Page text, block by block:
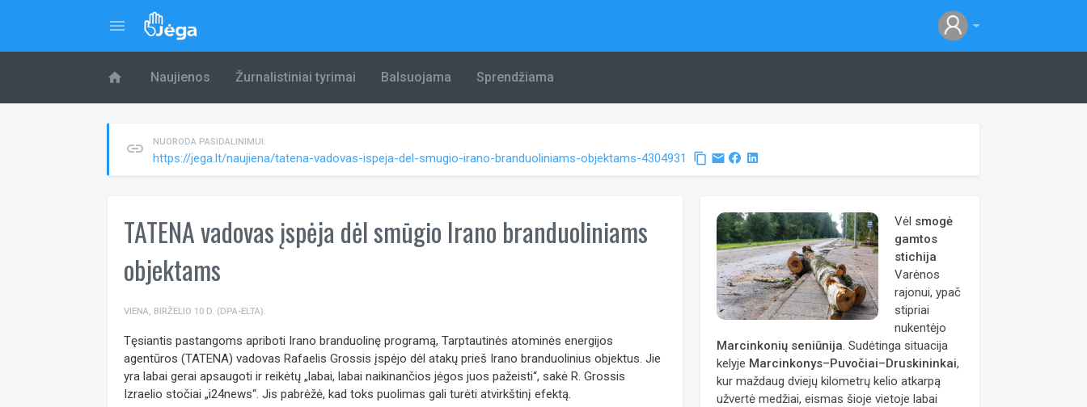
menu
home Naujienos Žurnalistiniai tyrimai Balsuojama Sprendžiama
link NUORODA PASIDALINIMUI:
https://jega.lt/naujiena/tatena-vadovas-ispeja-del-smugio-irano-branduoliniams-objektams-4304931 content_copy email
TATENA vadovas įspėja dėl smūgio Irano branduoliniams
objektams
VIENA, BIRŽELIO 10 D. (DPA-ELTA).
Tęsiantis pastangoms apriboti Irano branduolinę programą, Tarptautinės atominės energijos
agentūros (TATENA) vadovas Rafaelis Grossis įspėjo dėl atakų prieš Irano branduolinius objektus. Jie
yra labai gerai apsaugoti ir reikėtų „labai, labai naikinančios jėgos juos pažeisti“, sakė R. Grossis
Izraelio stočiai „i24news“. Jis pabrėžė, kad toks puolimas gali turėti atvirkštinį efektą.
Vėl smogė
gamtos
stichija
Varėnos
rajonui, ypač
stipriai
nukentėjo
Marcinkonių seniūnija. Sudėtinga situacija
kelyje Marcinkonys–Puvočiai–Druskininkai,
kur maždaug dviejų kilometrų kelio atkarpą
užvertė medžiai, eismas šioje vietoje labai